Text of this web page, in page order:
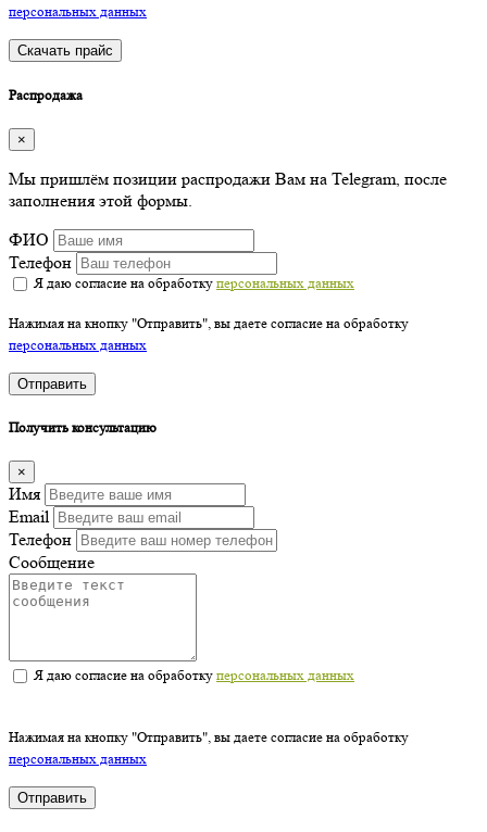
персональных данных
Скачать прайс
Распродажа
×
Мы пришлём позиции распродажи Вам на Telegram, после
заполнения этой формы.
ФИО
Телефон
Я даю согласие на обработку персональных данных
Нажимая на кнопку "Отправить", вы даете согласие на обработку
персональных данных
Отправить
Получить консультацию
×
Имя
Email
Телефон
Сообщение
Я даю согласие на обработку персональных данных
Нажимая на кнопку "Отправить", вы даете согласие на обработку
персональных данных
Отправить